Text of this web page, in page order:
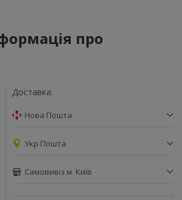
про
Доставка:
Нова Пошта
Укр Пошта
Самовивіз м. Київ